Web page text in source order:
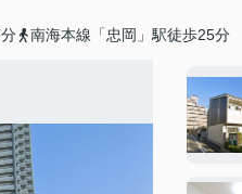
南海本線「忠岡」駅徒歩25分